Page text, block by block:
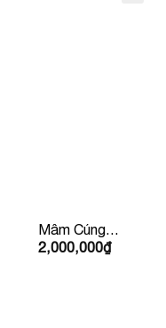
Mâm Cúng
Lộc Phát
2,000,000₫